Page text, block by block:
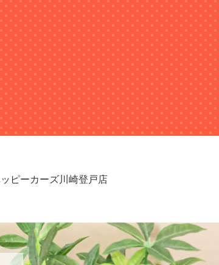
ピーカーズ川崎登戸店